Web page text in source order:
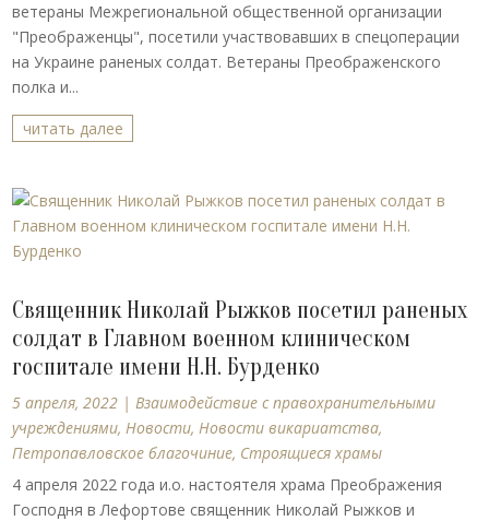
ветераны Межрегиональной общественной организации
"Преображенцы", посетили участвовавших в спецоперации
на Украине раненых солдат. Ветераны Преображенского
полка и...
читать далее
Священник Николай Рыжков посетил раненых
солдат в Главном военном клиническом
госпитале имени Н.Н. Бурденко
5 апреля, 2022 |Взаимодействие с правохранительными
учреждениями,Новости,Новости викариатства,
Петропавловское благочиние, Строящиеся храмы
4 апреля 2022 года и.о. настоятеля храма Преображения
Господня в Лефортове священник Николай Рыжков и